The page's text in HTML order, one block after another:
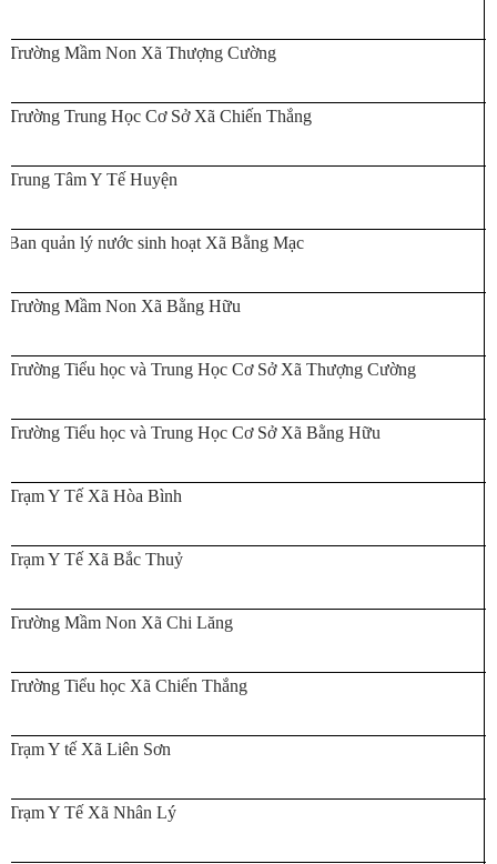
Trường Mầm Non Xã Thượng Cường
Trường Trung Học Cơ Sở Xã Chiến Thắng
Trung Tâm Y Tế Huyện
Ban quản lý nước sinh hoạt Xã Bằng Mạc
Trường Mầm Non Xã Bằng Hữu
Trường Tiểu học và Trung Học Cơ Sở Xã Thượng Cường
Trường Tiểu học và Trung Học Cơ Sở Xã Bằng Hữu
Trạm Y Tế Xã Hòa Bình
Trạm Y Tế Xã Bắc Thuỷ
Trường Mầm Non Xã Chi Lăng
Trường Tiểu học Xã Chiến Thắng
Trạm Y tế Xã Liên Sơn
Trạm Y Tế Xã Nhân Lý